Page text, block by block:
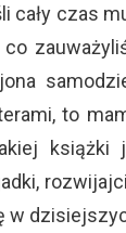
cały czas
co
to
w